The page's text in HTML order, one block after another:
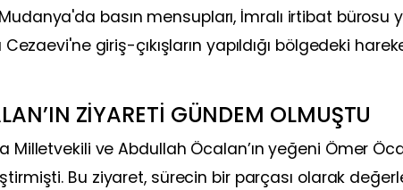
basın mensupları, İmralı irtibat bürosu
giriş-çıkışların yapıldığı bölgedeki
ZİYARETİ GÜNDEM OLMUŞTU
Milletvekili ve Abdullah Öcalan’ın yeğeni Ömer
Bu ziyaret, sürecin bir parçası olarak